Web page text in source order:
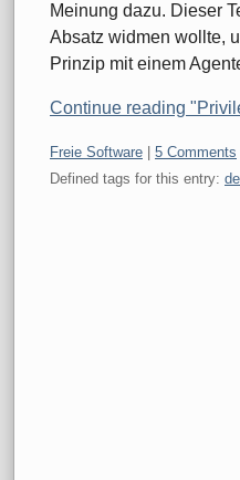
Meinung dazu. Dieser
Absatz widmen wollte,
Prinzip mit einem
Continue reading
Categories:
Freie Software
5 Comments
Defined tags for this entry: